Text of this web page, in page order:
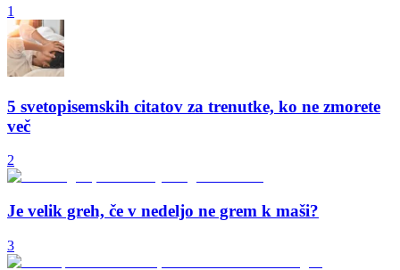
1
5 svetopisemskih citatov za trenutke, ko ne zmorete
več
2
Je velik greh, če v nedeljo ne grem k maši?
3